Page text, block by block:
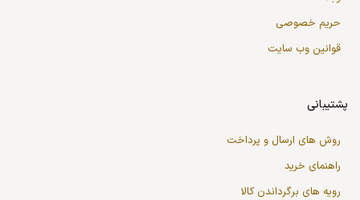
حریم خصوصی
قوانین وب سایت
پشتیبانی
روش های ارسال و پرداخت
راهنمای خرید
رویه های برگرداندن کالا